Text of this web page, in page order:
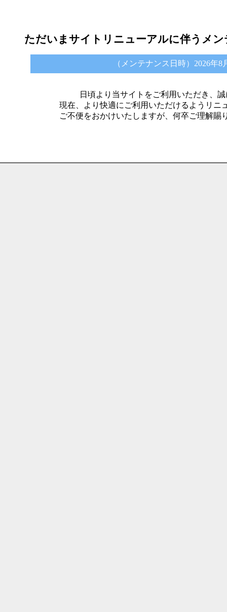
ただいまサイトリニューアルに伴うメ
（メンテナンス日時）2026年8
日頃より当サイトをご利用いただき、
現在、より快適にご利用いただけるようリニ
ご不便をおかけいたしますが、何卒ご理解賜